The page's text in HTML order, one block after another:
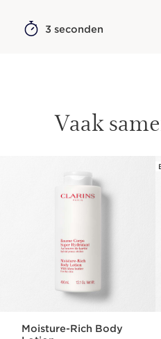
3 seconden
Vaak
DOORGAAN NAAR INHOUD
Moisture-Rich Body